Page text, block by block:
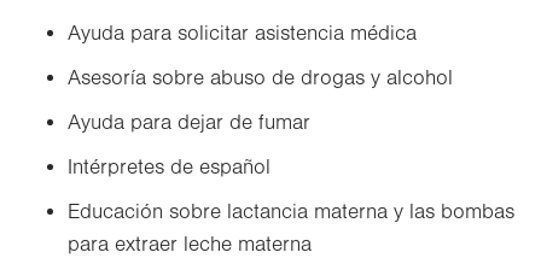
Ayuda para solicitar asistencia médica
Asesoría sobre abuso de drogas y alcohol
Ayuda para dejar de fumar
Intérpretes de español
Educación sobre lactancia materna y las bombas
para extraer leche materna